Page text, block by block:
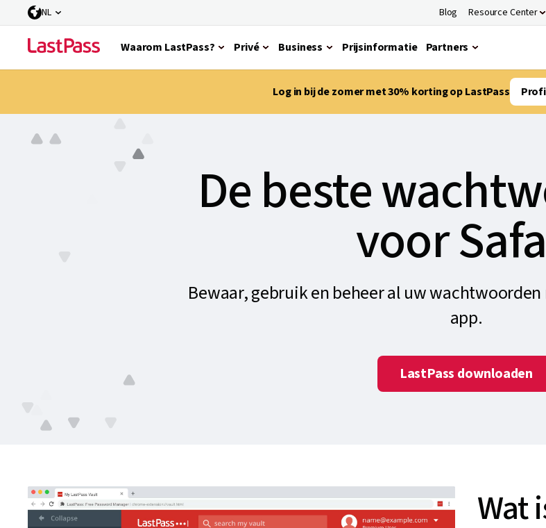
NL Blog Resource Center
Waarom LastPass? Privé Business Prijsinformatie Partners
Log in bij de zomer met 30% korting op LastPass
De beste
voor
Bewaar, gebruik en beheer al uw
app.
LastPass downloaden
Wat